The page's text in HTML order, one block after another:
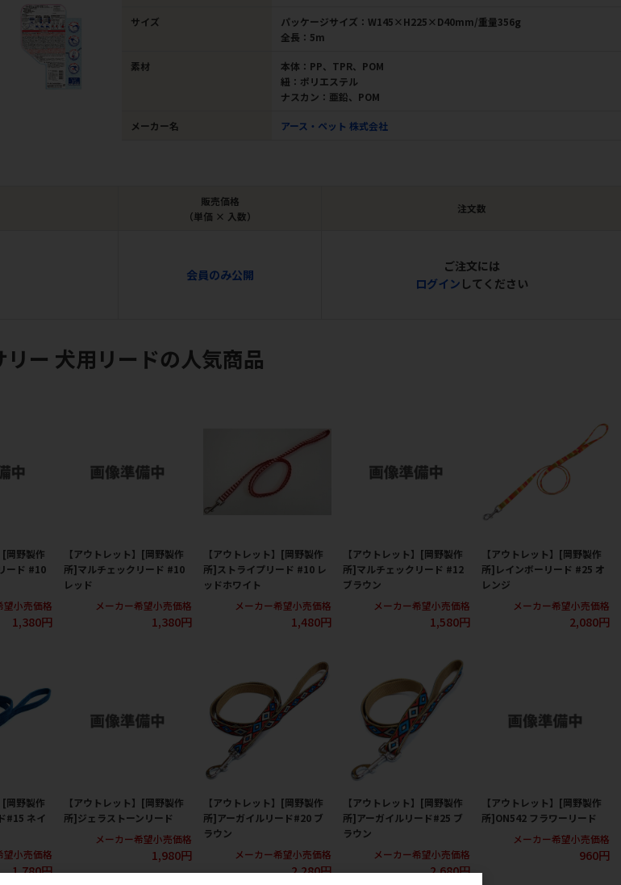
サイズ
パッケージサイズ：W145×H225×D40mm/重量356g
全長：5m
素材
本体：PP、TPR、POM
紐：ポリエステル
ナスカン：亜鉛、POM
メーカー名 アース・ペット 株式会社
販売価格
（単価 × 入数）
注文数
会員のみ公開
ご注文には
ログイン してください
ー 犬用リードの人気商品
[岡野製作
ード #10
望小売価格
1,380円
【アウトレット】[岡野製作
所]マルチェックリード #10
レッド
メーカー希望小売価格
1,380円
【アウトレット】[岡野製作
所]ストライプリード #10 レ
ッドホワイト
メーカー希望小売価格
1,480円
【アウトレット】[岡野製作
所]マルチェックリード #12
ブラウン
メーカー希望小売価格
1,580円
【アウトレット】[岡野製作
所]レインボーリード #25 オ
レンジ
メーカー希望小売価格
2,080円
[岡野製作
#15 ネイ
望小売価格
1,780円
【アウトレット】[岡野製作
所]ジェラストーンリード
メーカー希望小売価格
1,980円
【アウトレット】[岡野製作
所]アーガイルリード#20 ブ
ラウン
メーカー希望小売価格
2,280円
【アウトレット】[岡野製作
所]アーガイルリード#25 ブ
ラウン
メーカー希望小売価格
2,680円
【アウトレット】[岡野製作
所]ON542 フラワーリード
メーカー希望小売価格
960円